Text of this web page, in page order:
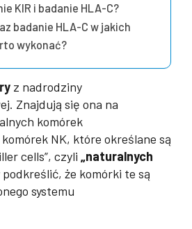
KIR i badanie HLA-C?
badanie HLA-C w jakich
wykonać?
z nadrodziny
Znajdują się ona na
komórek
NK, które określane są
cells”, czyli „naturalnych
podkreślić, że komórki te są
systemu